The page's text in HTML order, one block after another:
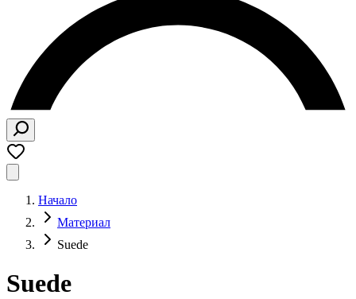
Начало
Материал
Suede
Suede